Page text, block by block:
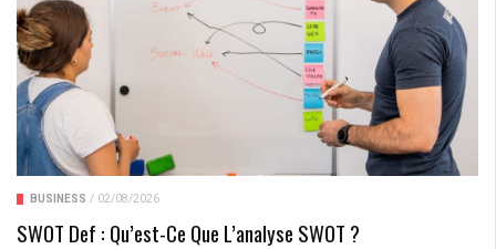
BUSINESS / 02/08/2026
SWOT Def : Qu’est-Ce Que L’analyse SWOT ?